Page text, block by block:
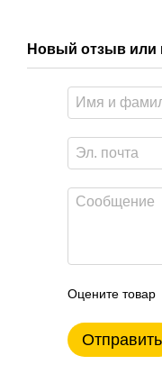
Новый отзыв или
Оцените товар
Отправить